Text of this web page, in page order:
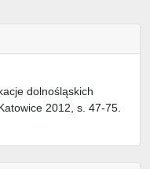
dolnośląskich
2012, s. 47-75.